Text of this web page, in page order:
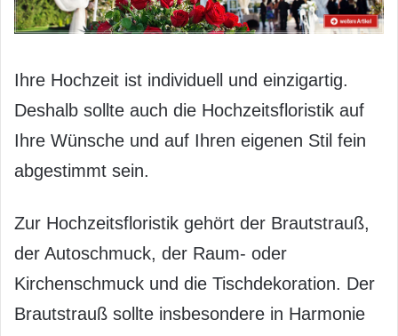
Ihre Hochzeit ist individuell und einzigartig.
Deshalb sollte auch die Hochzeitsfloristik auf
Ihre Wünsche und auf Ihren eigenen Stil fein
abgestimmt sein.
Zur Hochzeitsfloristik gehört der Brautstrauß,
der Autoschmuck, der Raum- oder
Kirchenschmuck und die Tischdekoration. Der
Brautstrauß sollte insbesondere in Harmonie